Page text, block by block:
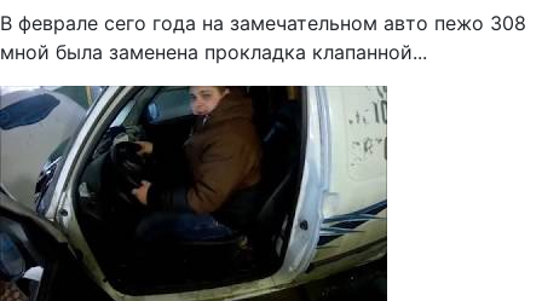
В феврале сего года на замечательном авто пежо 308
мной была заменена прокладка клапанной...